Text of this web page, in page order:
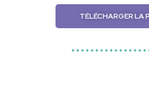
TÉLÉCHARGER LA